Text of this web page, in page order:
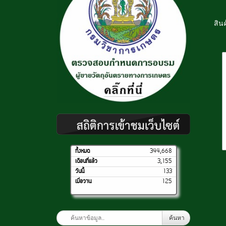
ทั้งหมด
344,668
เดือนที่แล้ว
3,155
วันนี้
133
เมื่อวาน
125
ค้นหา
สิน